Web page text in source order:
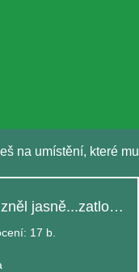
na umístění, které
Úkol zněl jasně...zatlouct kůl
17 b.